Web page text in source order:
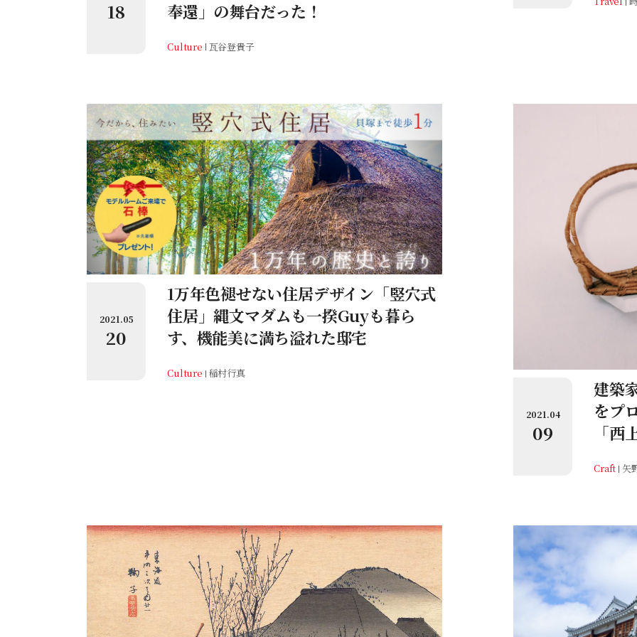
18 奉還」の舞台だった！
Culture 瓦谷登貴子
2021.05
20
1万年色褪せない住居デザイン「竪穴式
住居」縄文マダムも一揆Guyも暮ら
す、機能美に満ち溢れた邸宅
Culture 稲村行真
2021.04
09
建築
をプ
「
Craft 矢